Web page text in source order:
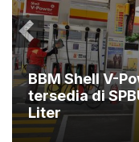
BBM Shell V-
tersedia di
Liter